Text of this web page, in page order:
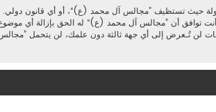
حيث تستظيف ”مجالس آل محمد (ع)“، أو أي قانون
أن ”مجالس آل محمد (ع)“ له الحق بإزالة أي موضوع أو